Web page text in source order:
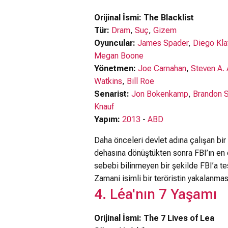
Orijinal İsmi: The Blacklist
Tür: Dram, Suç, Gizem
Oyuncular: James Spader, Diego
Megan Boone
Yönetmen: Joe Carnahan, Steven A.
Watkins, Bill Roe
Senarist: Jon Bokenkamp, Brandon
Knauf
Yapım: 2013 - ABD
Daha önceleri devlet adına çalışan
dehasına dönüştükten sonra FBI’ın
sebebi bilinmeyen bir şekilde FBI’a
Zamani isimli bir teröristin
4. Léa'nın 7 Yaşamı
Orijinal İsmi: The 7 Lives of Lea